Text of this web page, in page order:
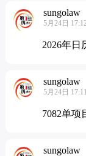
sungolaw
5月24日
2026年日
sungolaw
5月24日 17:11
7082单项
sungolaw